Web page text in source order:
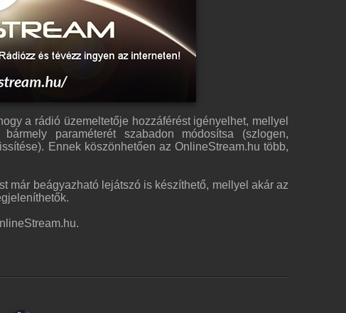
a rádió üzemeltetője hozzáférést igényelhet, mellyel
paraméterét szabadon módosítsa (szlogen,
Ennek köszönhetően az OnlineStream.hu több,
már beágyazható lejátszó is készíthető, mellyel akár az